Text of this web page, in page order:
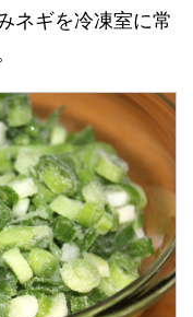
ネギを冷凍室に常